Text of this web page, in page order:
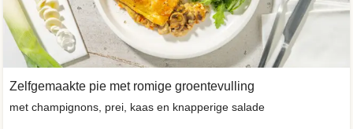
Zelfgemaakte pie met romige groentevulling
met champignons, prei, kaas en knapperige salade